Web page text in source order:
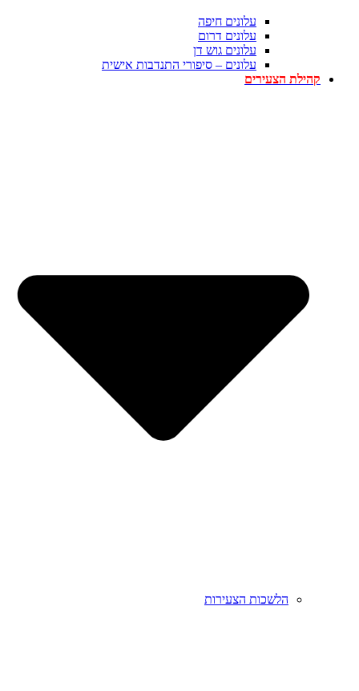
עלונים חיפה
עלונים דרום
עלונים גוש דן
עלונים – סיפורי התנדבות אישית
קהילת הצעירים
הלשכות הצעירות